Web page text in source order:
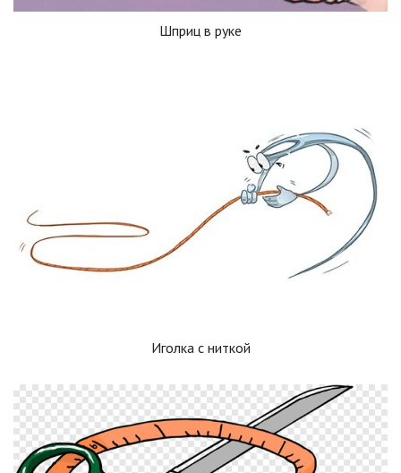
Шприц в руке
Иголка с ниткой